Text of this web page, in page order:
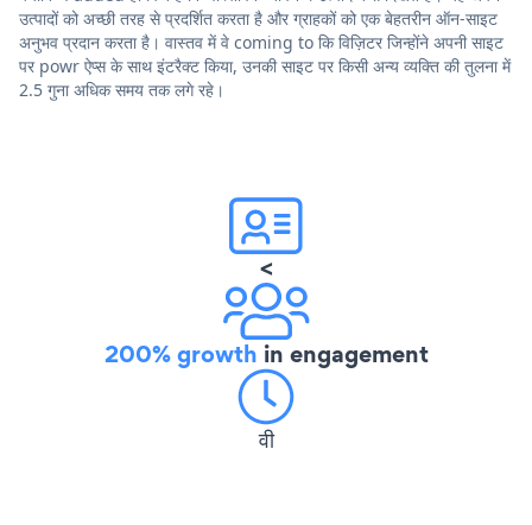
उत्पादों को अच्छी तरह से प्रदर्शित करता है और ग्राहकों को एक बेहतरीन ऑन-साइट
अनुभव प्रदान करता है। वास्तव में वे coming to कि विज़िटर जिन्होंने अपनी साइट
पर powr ऐप्स के साथ इंटरैक्ट किया, उनकी साइट पर किसी अन्य व्यक्ति की तुलना में
2.5 गुना अधिक समय तक लगे रहे।
<
200% growth in engagement
वी